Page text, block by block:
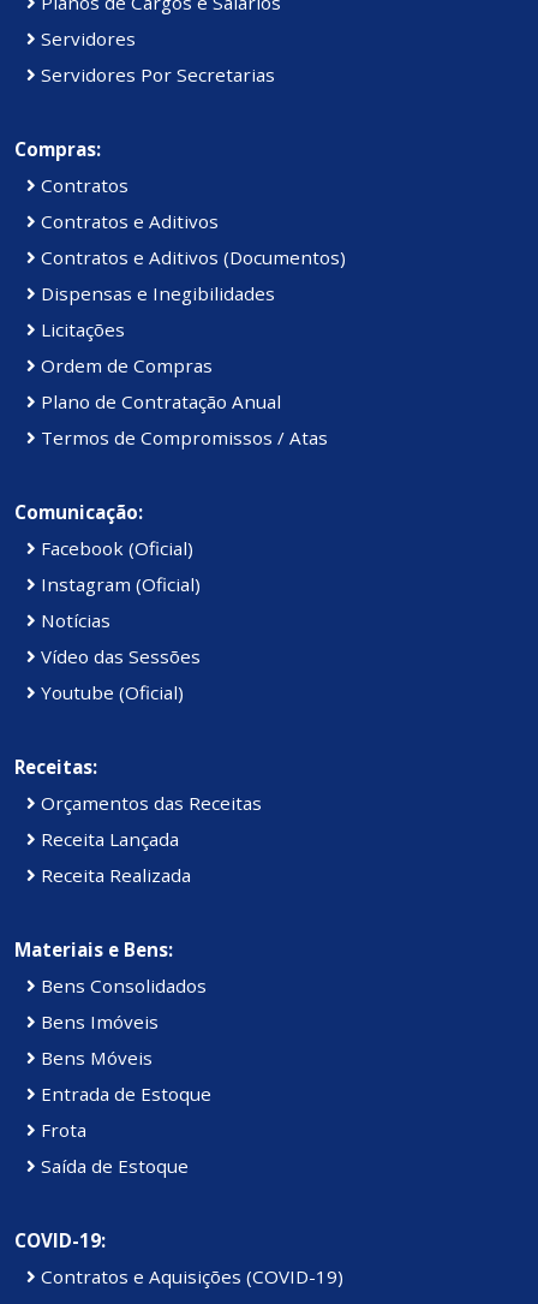
Servidores
Servidores Por Secretarias
Compras:
Contratos
Contratos e Aditivos
Contratos e Aditivos (Documentos)
Dispensas e Inegibilidades
Licitações
Ordem de Compras
Plano de Contratação Anual
Termos de Compromissos / Atas
Comunicação:
Facebook (Oficial)
Instagram (Oficial)
Notícias
Vídeo das Sessões
Youtube (Oficial)
Receitas:
Orçamentos das Receitas
Receita Lançada
Receita Realizada
Materiais e Bens:
Bens Consolidados
Bens Imóveis
Bens Móveis
Entrada de Estoque
Frota
Saída de Estoque
COVID-19:
Contratos e Aquisições (COVID-19)